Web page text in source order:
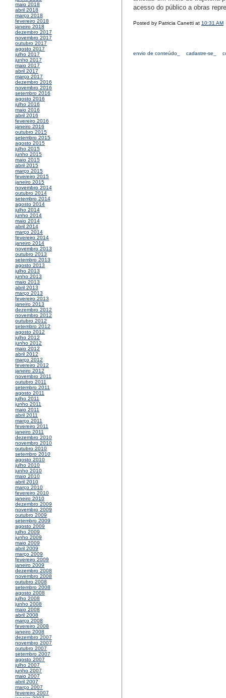
maio 2018
abril 2018
março 2018
fevereiro 2018
janeiro 2018
dezembro 2017
novembro 2017
outubro 2017
agosto 2017
julho 2017
junho 2017
maio 2017
abril 2017
março 2017
dezembro 2016
novembro 2016
setembro 2016
agosto 2016
julho 2016
maio 2016
abril 2016
fevereiro 2016
janeiro 2016
outubro 2015
setembro 2015
agosto 2015
julho 2015
junho 2015
maio 2015
abril 2015
março 2015
fevereiro 2015
janeiro 2015
novembro 2014
outubro 2014
setembro 2014
agosto 2014
julho 2014
junho 2014
maio 2014
abril 2014
março 2014
fevereiro 2014
janeiro 2014
novembro 2013
outubro 2013
setembro 2013
agosto 2013
julho 2013
junho 2013
maio 2013
abril 2013
março 2013
fevereiro 2013
janeiro 2013
dezembro 2012
novembro 2012
outubro 2012
setembro 2012
agosto 2012
julho 2012
junho 2012
maio 2012
abril 2012
março 2012
fevereiro 2012
janeiro 2012
novembro 2011
outubro 2011
setembro 2011
agosto 2011
julho 2011
junho 2011
maio 2011
abril 2011
março 2011
fevereiro 2011
janeiro 2011
dezembro 2010
novembro 2010
outubro 2010
setembro 2010
agosto 2010
julho 2010
junho 2010
maio 2010
abril 2010
março 2010
fevereiro 2010
janeiro 2010
dezembro 2009
novembro 2009
outubro 2009
setembro 2009
agosto 2009
julho 2009
junho 2009
maio 2009
abril 2009
março 2009
fevereiro 2009
janeiro 2009
dezembro 2008
novembro 2008
outubro 2008
setembro 2008
agosto 2008
julho 2008
junho 2008
maio 2008
abril 2008
março 2008
fevereiro 2008
janeiro 2008
dezembro 2007
novembro 2007
outubro 2007
setembro 2007
agosto 2007
julho 2007
junho 2007
maio 2007
abril 2007
março 2007
fevereiro 2007
acesso do público a obras
Posted by Patricia Canetti at 10:31 AM
envio de conteúdo_ cadastre-se_